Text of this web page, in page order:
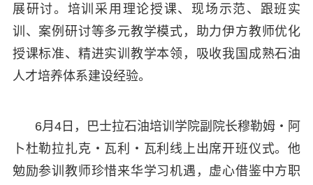
展研讨。培训采用理论授课、现场示范、跟班实
训、案例研讨等多元教学模式，助力伊方教师优化
授课标准、精进实训教学本领，吸收我国成熟石油
人才培养体系建设经验。
6月4日，巴士拉石油培训学院副院长穆勒姆・阿
卜杜勒拉扎克・瓦利・瓦利线上出席开班仪式。他
勉励参训教师珍惜来华学习机遇，虚心借鉴中方职